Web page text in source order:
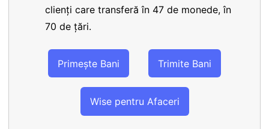
clienți care transferă în 47 de monede, în
70 de țări.
Primește Bani Trimite Bani
Wise pentru Afaceri